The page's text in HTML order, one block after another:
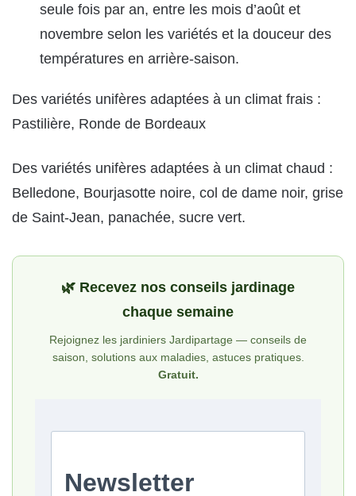
seule fois par an, entre les mois d’août et
novembre selon les variétés et la douceur des
températures en arrière-saison.
Des variétés unifères adaptées à un climat frais :
Pastilière, Ronde de Bordeaux
Des variétés unifères adaptées à un climat chaud :
Belledone, Bourjasotte noire, col de dame noir, grise
de Saint-Jean, panachée, sucre vert.
🌿 Recevez nos conseils jardinage
chaque semaine
Rejoignez les jardiniers Jardipartage — conseils de
saison, solutions aux maladies, astuces pratiques.
Gratuit.